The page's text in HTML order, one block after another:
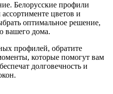
Белорусские профили
цветов и
оптимальное решение,
вашего дома.
профилей, обратите
которые помогут вам
долговечность и